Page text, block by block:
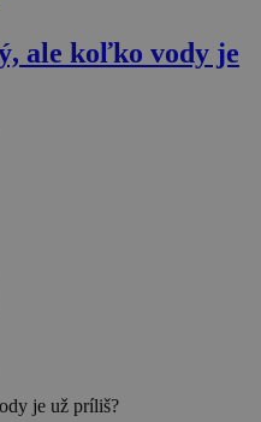
ale koľko vody je
je už príliš?